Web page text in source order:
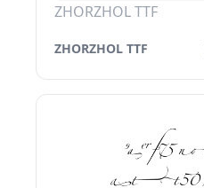
ZHORZHOL TTF
ZHORZHOL TTF